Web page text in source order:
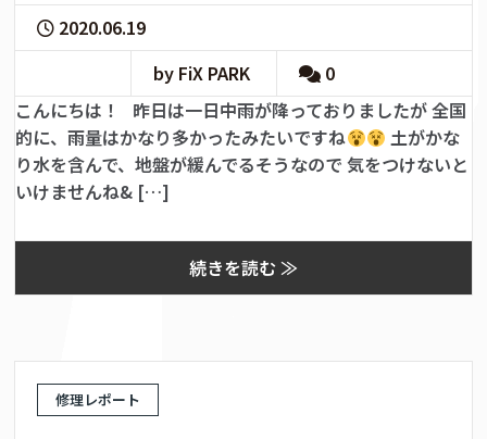
2020.06.19
by FiX PARK
0
こんにちは！ 昨日は一日中雨が降っておりましたが 全国
的に、雨量はかなり多かったみたいですね
土がかな
り水を含んで、地盤が緩んでるそうなので 気をつけないと
いけませんね& […]
続きを読む ≫
修理レポート